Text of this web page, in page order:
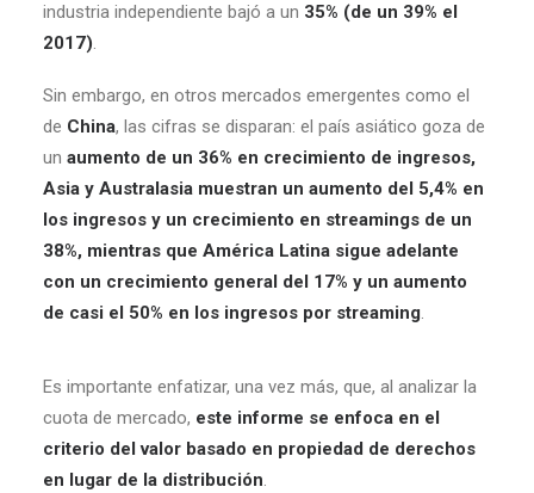
industria independiente bajó a un 35% (de un 39% el
2017).
Sin embargo, en otros mercados emergentes como el
de China, las cifras se disparan: el país asiático goza de
un aumento de un 36% en crecimiento de ingresos,
Asia y Australasia muestran un aumento del 5,4% en
los ingresos y un crecimiento en streamings de un
38%, mientras que América Latina sigue adelante
con un crecimiento general del 17% y un aumento
de casi el 50% en los ingresos por streaming.
Es importante enfatizar, una vez más, que, al analizar la
cuota de mercado, este informe se enfoca en el
criterio del valor basado en propiedad de derechos
en lugar de la distribución.